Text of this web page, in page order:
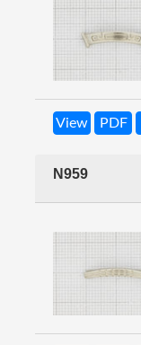
View PDF
N959